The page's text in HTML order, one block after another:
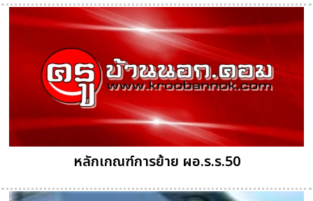
หลักเกณฑ์การย้าย ผอ.ร.ร.50